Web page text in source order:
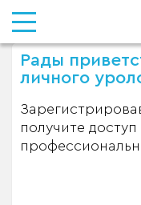
Рады
личного
получите